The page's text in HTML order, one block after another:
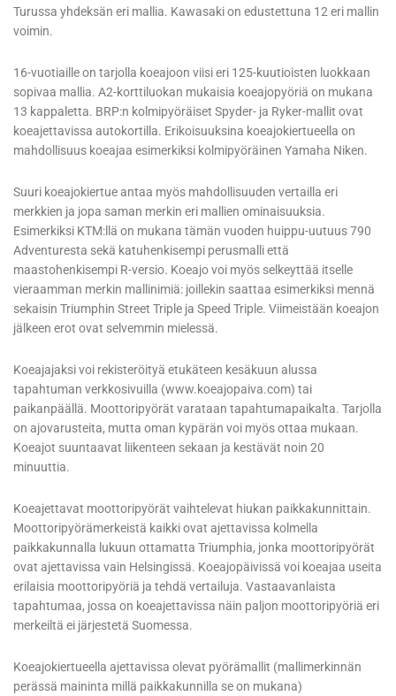
Turussa yhdeksän eri mallia. Kawasaki on edustettuna 12 eri mallin
voimin.
16-vuotiaille on tarjolla koeajoon viisi eri 125-kuutioisten luokkaan
sopivaa mallia. A2-korttiluokan mukaisia koeajopyöriä on mukana
13 kappaletta. BRP:n kolmipyöräiset Spyder- ja Ryker-mallit ovat
koeajettavissa autokortilla. Erikoisuuksina koeajokiertueella on
mahdollisuus koeajaa esimerkiksi kolmipyöräinen Yamaha Niken.
Suuri koeajokiertue antaa myös mahdollisuuden vertailla eri
merkkien ja jopa saman merkin eri mallien ominaisuuksia.
Esimerkiksi KTM:llä on mukana tämän vuoden huippu-uutuus 790
Adventuresta sekä katuhenkisempi perusmalli että
maastohenkisempi R-versio. Koeajo voi myös selkeyttää itselle
vieraamman merkin mallinimiä: joillekin saattaa esimerkiksi mennä
sekaisin Triumphin Street Triple ja Speed Triple. Viimeistään koeajon
jälkeen erot ovat selvemmin mielessä.
Koeajajaksi voi rekisteröityä etukäteen kesäkuun alussa
tapahtuman verkkosivuilla (www.koeajopaiva.com) tai
paikanpäällä. Moottoripyörät varataan tapahtumapaikalta. Tarjolla
on ajovarusteita, mutta oman kypärän voi myös ottaa mukaan.
Koeajot suuntaavat liikenteen sekaan ja kestävät noin 20
minuuttia.
Koeajettavat moottoripyörät vaihtelevat hiukan paikkakunnittain.
Moottoripyörämerkeistä kaikki ovat ajettavissa kolmella
paikkakunnalla lukuun ottamatta Triumphia, jonka moottoripyörät
ovat ajettavissa vain Helsingissä. Koeajopäivissä voi koeajaa useita
erilaisia moottoripyöriä ja tehdä vertailuja. Vastaavanlaista
tapahtumaa, jossa on koeajettavissa näin paljon moottoripyöriä eri
merkeiltä ei järjestetä Suomessa.
Koeajokiertueella ajettavissa olevat pyörämallit (mallimerkinnän
perässä maininta millä paikkakunnilla se on mukana)